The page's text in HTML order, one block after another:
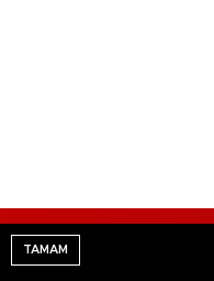
TE Bilişim
TAMAM